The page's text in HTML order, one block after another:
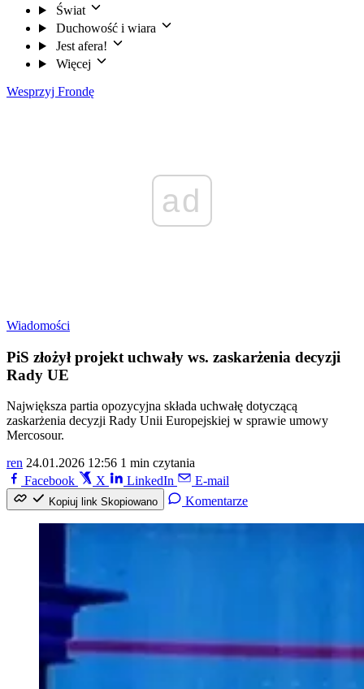
Świat
Duchowość i wiara
Jest afera!
Więcej
Wesprzyj Frondę
ad
Wiadomości
PiS złożył projekt uchwały ws. zaskarżenia decyzji
Rady UE
Największa partia opozycyjna składa uchwałę dotyczącą
zaskarżenia decyzji Rady Unii Europejskiej w sprawie umowy
Mercosour.
ren 24.01.2026 12:56 1 min czytania
Facebook
X LinkedIn E-mail
Kopiuj link Skopiowano Komentarze